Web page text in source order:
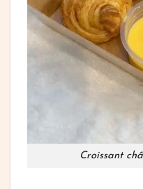
Croissant